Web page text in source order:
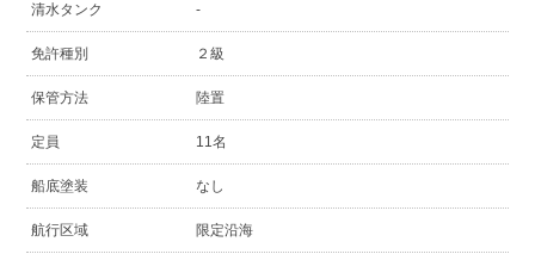
清水タンク -
免許種別 ２級
保管方法 陸置
定員 11名
船底塗装 なし
航行区域 限定沿海